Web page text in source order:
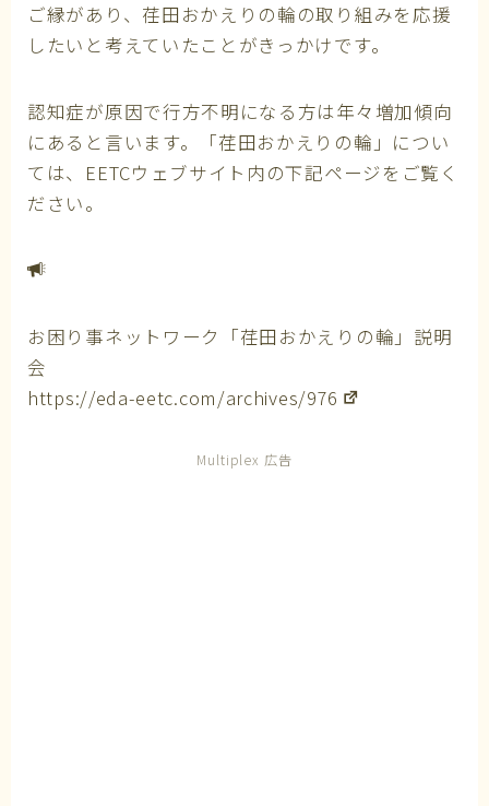
ご縁があり、荏田おかえりの輪の取り組みを応援
したいと考えていたことがきっかけです。
認知症が原因で行方不明になる方は年々増加傾向
にあると言います。「荏田おかえりの輪」につい
ては、EETCウェブサイト内の下記ページをご覧く
ださい。
お困り事ネットワーク「荏田おかえりの輪」説明
会
https://eda-eetc.com/archives/976
Multiplex 広告